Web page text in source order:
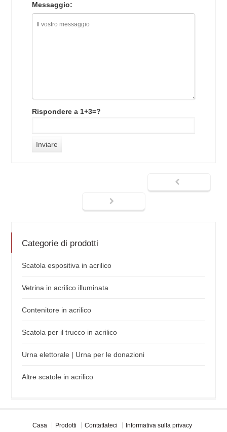
Messaggio:
Rispondere a 1+3=?
Categorie di prodotti
Scatola espositiva in acrilico
Vetrina in acrilico illuminata
Contenitore in acrilico
Scatola per il trucco in acrilico
Urna elettorale | Urna per le donazioni
Altre scatole in acrilico
Casa Prodotti Contattateci
Informativa sulla privacy